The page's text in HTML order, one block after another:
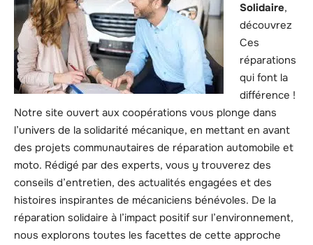
Solidaire,
découvrez
Ces
réparations
qui font la
différence !
Notre site ouvert aux coopérations vous plonge dans
l’univers de la solidarité mécanique, en mettant en avant
des projets communautaires de réparation automobile et
moto. Rédigé par des experts, vous y trouverez des
conseils d’entretien, des actualités engagées et des
histoires inspirantes de mécaniciens bénévoles. De la
réparation solidaire à l’impact positif sur l’environnement,
nous explorons toutes les facettes de cette approche